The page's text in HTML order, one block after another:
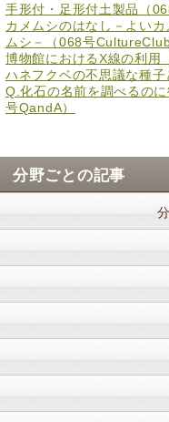
手形付・足形付土製品（
カメムシのはなし－よい
ムシ－（068号CultureClub
博物館におけるX線の利用
ハネフクベの不思議な種子
Q.化石の名前を調べるの
号QandA）
分野ごとの記事